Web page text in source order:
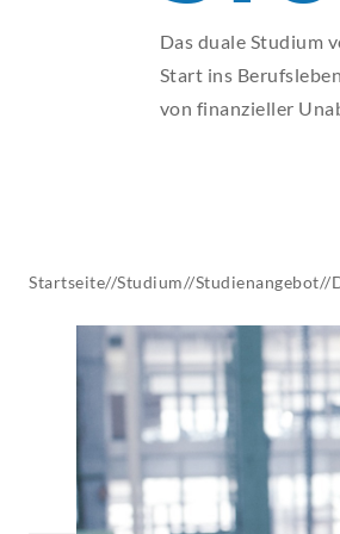
Das duale Studium
Start ins
von finanzieller
Startseite//Studium//Studienangebot//